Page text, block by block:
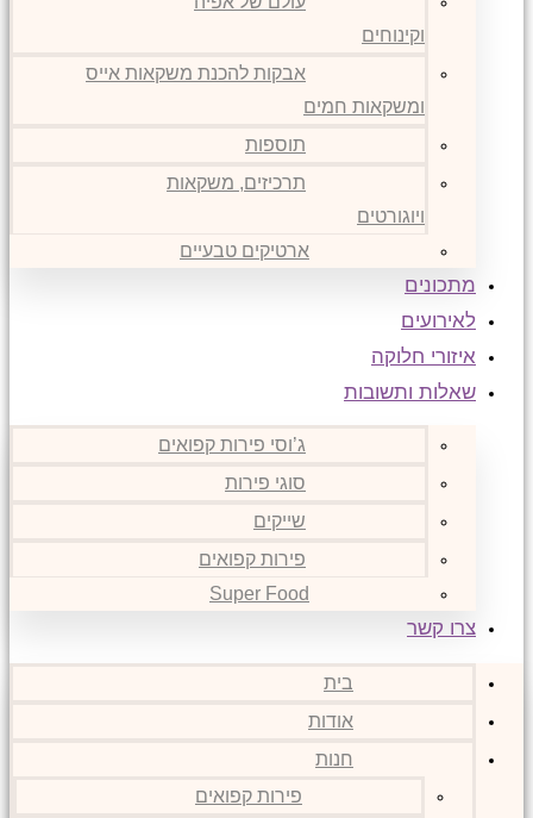
וקינוחים
אבקות להכנת משקאות אייס
ומשקאות חמים
תוספות
תרכיזים, משקאות
ויוגורטים
ארטיקים טבעיים
מתכונים
לאירועים
איזורי חלוקה
שאלות ותשובות
ג’וסי פירות קפואים
סוגי פירות
שייקים
פירות קפואים
Super Food
צרו קשר
בית
אודות
חנות
פירות קפואים